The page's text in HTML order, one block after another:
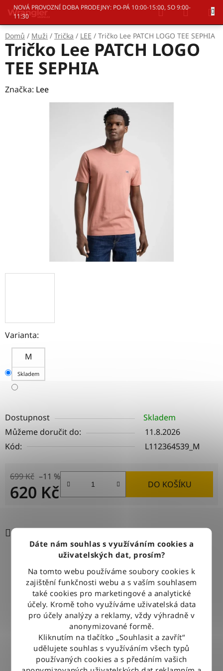
Dáte nám souhlas s využíváním cookies a
uživatelských dat, prosím?
Na tomto webu používáme soubory cookies k
zajištění funkčnosti webu a s vaším souhlasem
také cookies pro marketingové a analytické
účely. Kromě toho využíváme uživatelská data
pro účely analýzy a reklamy, vždy výhradně v
anonymizované formě.
Kliknutím na tlačítko „Souhlasit a zavřít“
udělujete souhlas s využíváním všech typů
používaných cookies a s předáním vašich
Přejít
obsah
NOVÁ PROVOZNÍ DOBA PRODEJNY: PO-PÁ 10:00-15:00, SO 9:00-
11:30
Hledat
KOŠÍK
Domů / Muži / Trička / LEE / Tričko Lee PATCH LOGO TEE SEPHIA
Varianta:
M
Skladem
Dostupnost
Skladem
Můžeme doručit do:
11.8.2026
Kód:
L112364539_M
699 Kč –11 %
620 Kč DO KOŠÍKU
Tričko Lee PATCH LOGO
TEE SEPHIA
Značka: Lee
DOPRAVA ZDARMA
Při nákupu nad 2500 Kč doručujeme zdarma po celé ČR
BLESKOVÉ DORUČENÍ
Objednávky odesíláme každý pracovní den do 12:00
100% ZBOŽÍ SKLADEM